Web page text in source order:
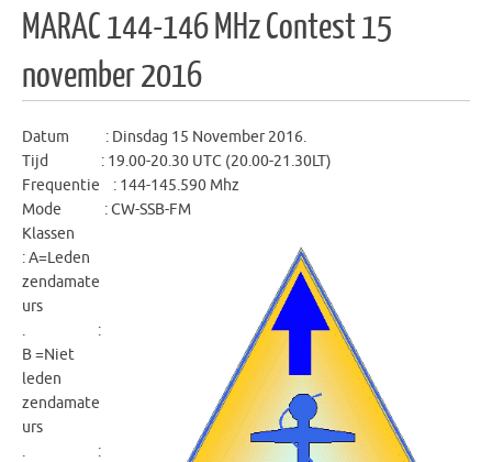
MARAC 144-146 MHz Contest 15
november 2016
Datum : Dinsdag 15 November 2016.
Tijd : 19.00-20.30 UTC (20.00-21.30LT)
Frequentie : 144-145.590 Mhz
Mode : CW-SSB-FM
Klassen
: A=Leden
zendamate
urs
. :
B =Niet
leden
zendamate
urs
. :